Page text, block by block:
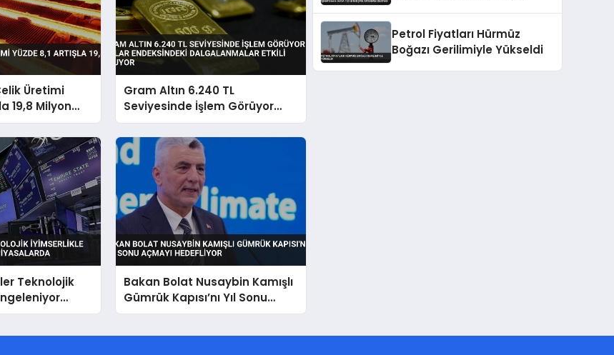
Üretimi
19,8 Milyon
Gram Altın 6.240 TL
Seviyesinde İşlem Görüyor
Dolar Endeksindeki
Dalgalanmalar Etkili Oluyor
Teknolojik
Bakan Bolat Nusaybin Kamışlı
Gümrük Kapısı’nı Yıl Sonu
Açmayı Hedefliyor
Petrol Fiyatları Hürmüz
Boğazı Gerilimiyle Yükseldi